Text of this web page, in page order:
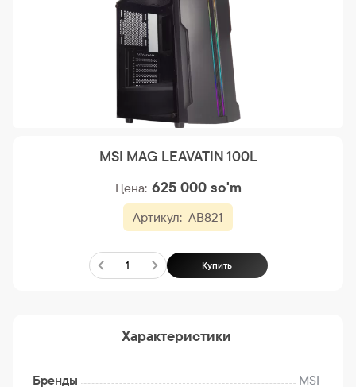
MSI MAG LEAVATIN 100L
Артикул: AB821
Цена: 625 000 so'm
Купить
Характеристики
Бренды MSI